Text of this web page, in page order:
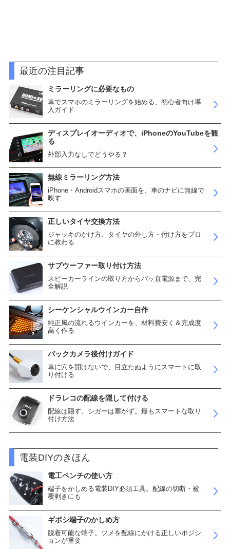
最近の注目記事
ミラーリングに必要なもの
車でスマホのミラーリングを始める、初心者向け導
入ガイド
ディスプレイオーディオで、iPhoneのYouTubeを観
る
外部入力なしでどうやる？
無線ミラーリング方法
iPhone・Androidスマホの画面を、車のナビに無線で
映す
正しいタイヤ交換方法
ジャッキのかけ方、タイヤの外し方・付け方をプロ
に教わる
サブウーファー取り付け方法
スピーカーラインの取り方からバッ直電源まで、完
全解説
シーケンシャルウインカー自作
純正風の流れるウインカーを、材料費安く＆完成度
高く作る
バックカメラ後付けガイド
車に穴を開けないで、目立たぬようにスマートに取
り付ける
ドラレコの配線を隠して付ける
配線は隠す。シガーは塞がず。最もスマートな取り
付け方法
電装DIYのきほん
電工ペンチの使い方
端子をかしめる電装DIY必須工具。配線の切断・被
覆剥きにも
ギボシ端子のかしめ方
脱着可能な端子。ツメを配線にかける正しいポジシ
ョンが重要